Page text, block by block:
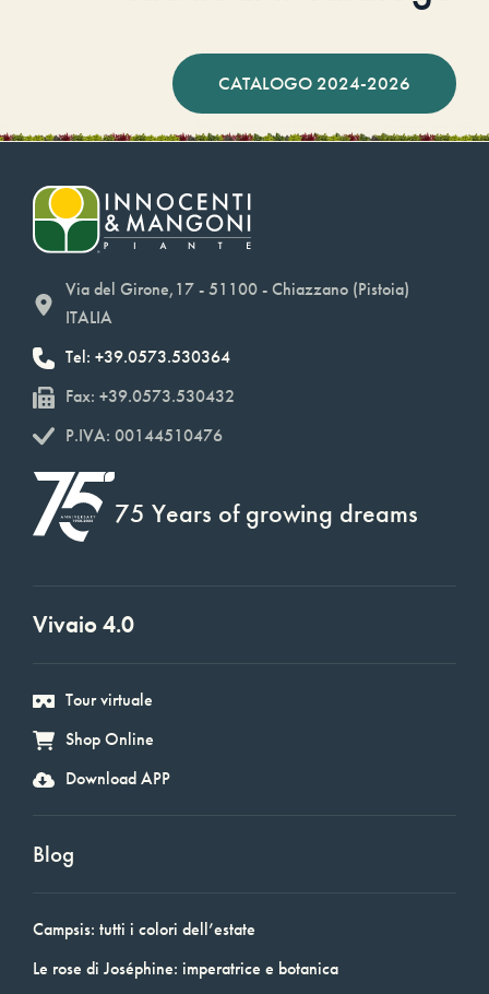
CATALOGO 2024-2026
Via del Girone,17 - 51100 - Chiazzano (Pistoia)
ITALIA
Tel: +39.0573.530364
Fax: +39.0573.530432
P.IVA: 00144510476
75 Years of growing dreams
Vivaio 4.0
Tour virtuale
Shop Online
Download APP
Blog
Campsis: tutti i colori dell’estate
Le rose di Joséphine: imperatrice e botanica